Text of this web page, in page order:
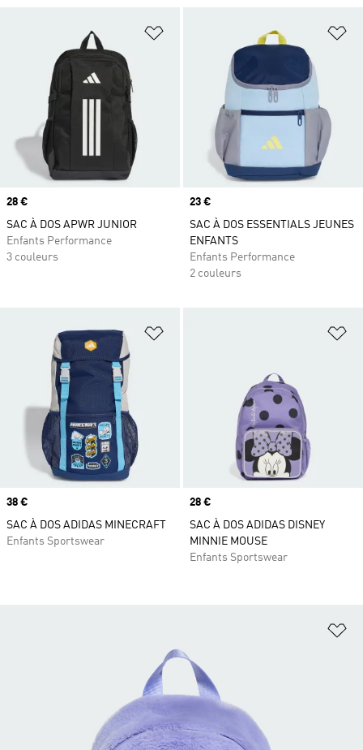
Ajouter à la Liste de produits
Prix
28 €
SAC À DOS APWR JUNIOR
Enfants Performance
3 couleurs
Prix
23 €
SAC À DOS ESSENTIALS JEUNES
ENFANTS
Enfants Performance
2 couleurs
Ajouter à la Liste de produits
Prix
38 €
SAC À DOS ADIDAS MINECRAFT
Enfants Sportswear
Prix
28 €
SAC À DOS ADIDAS DISNEY
MINNIE MOUSE
Enfants Sportswear